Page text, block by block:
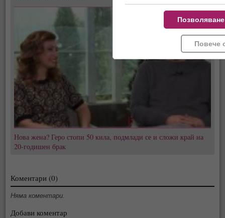
Нова жена? Геро стопи 50 кила, подмлади се и сложи край на
20-годишен брак
Коментари (0)
Няма коментари.
Добави коментар
Повече